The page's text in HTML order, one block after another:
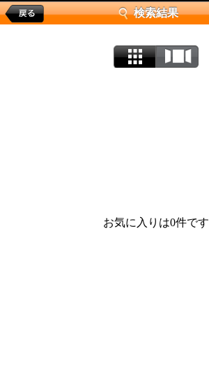
検索結果
お気に入りは0件です